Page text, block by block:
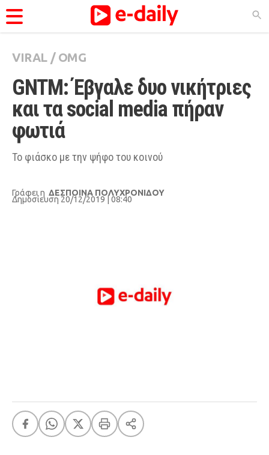
ΚΑΤΗΓΟΡΊΕΣ
Ειδήσεις
Θέματα
Videos
Podcasts
Life
OMG LOL
A-List LGBTQI+
VIRAL / OMG
GNTM: Έβγαλε δυο νικήτριες
και τα social media πήραν
φωτιά
Το φιάσκο με την ψήφο του κοινού
Γράφει η ΔΕΣΠΟΙΝΑ ΠΟΛΥΧΡΟΝΙΔΟΥ
Δημοσίευση 20/12/2019 | 08:40